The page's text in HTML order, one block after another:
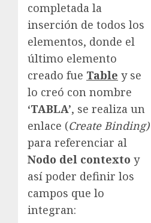
completada la
inserción de todos los
elementos, donde el
último elemento
creado fue Table y se
lo creó con nombre
‘TABLA’, se realiza un
enlace (Create Binding)
para referenciar al
Nodo del contexto y
así poder definir los
campos que lo
integran: